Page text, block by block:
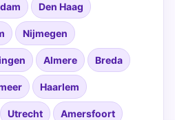
Den Haag
Nijmegen
Almere Breda
Haarlem
Utrecht Amersfoort